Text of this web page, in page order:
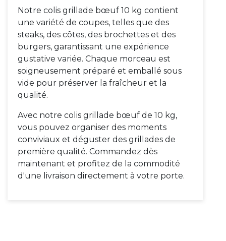
Notre colis grillade bœuf 10 kg contient
une variété de coupes, telles que des
steaks, des côtes, des brochettes et des
burgers, garantissant une expérience
gustative variée. Chaque morceau est
soigneusement préparé et emballé sous
vide pour préserver la fraîcheur et la
qualité.
Avec notre colis grillade bœuf de 10 kg,
vous pouvez organiser des moments
conviviaux et déguster des grillades de
première qualité. Commandez dès
maintenant et profitez de la commodité
d'une livraison directement à votre porte.